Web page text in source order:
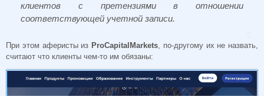
клиентов с претензиями в отношении
соответствующей учетной записи.
При этом аферисты из ProCapitalMarkets, по-другому их не назвать,
считают что клиенты чем-то им обязаны: